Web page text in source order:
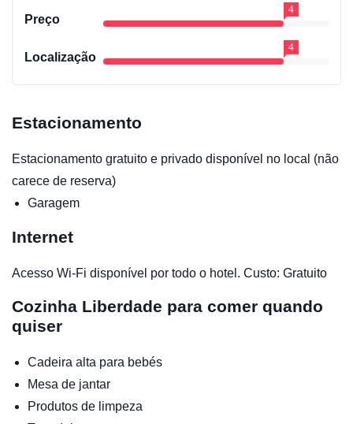
Preço
4
Localização
4
Estacionamento
Estacionamento gratuito e privado disponível no local (não
carece de reserva)
Garagem
Internet
Acesso Wi-Fi disponível por todo o hotel. Custo: Gratuito
Cozinha Liberdade para comer quando
quiser
Cadeira alta para bebés
Mesa de jantar
Produtos de limpeza